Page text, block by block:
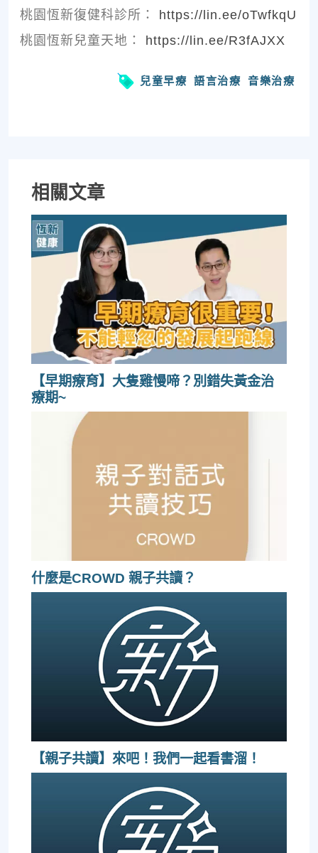
桃園恆新復健科診所： https://lin.ee/oTwfkqU
桃園恆新兒童天地： https://lin.ee/R3fAJXX
兒童早療 語言治療 音樂治療
相關文章
【早期療育】大隻雞慢啼？別錯失黃金治
療期~
什麼是CROWD 親子共讀？
【親子共讀】來吧！我們一起看書溜！